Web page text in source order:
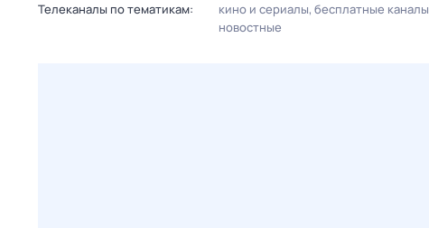
Телеканалы по тематикам: кино и сериалы бесплатные каналы
новостные